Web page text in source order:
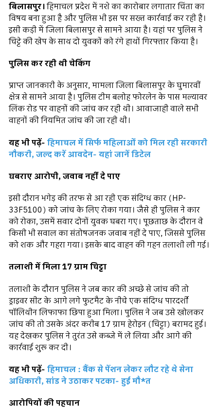
बिलासपुर।हिमाचल प्रदेश में नशे का कारोबार लगातार चिंता का
विषय बना हुआ है और पुलिस भी इस पर सख्त कार्रवाई कर रही है।
इसी कड़ी में जिला बिलासपुर से सामने आया है। यहां पर पुलिस ने
चिट्टे की खेप के साथ दो युवकों को रंगे हाथों गिरफ्तार किया है।
पुलिस कर रही थी चेकिंग
प्राप्त जानकारी के अनुसार, मामला जिला बिलासपुर के घुमारवीं
क्षेत्र से सामने आया है। पुलिस टीम बलोह फोरलेन के पास मल्यावर
लिंक रोड पर वाहनों की जांच कर रही थी। आवाजाही वाले सभी
वाहनों की नियमित जांच की जा रही थी।
यह भी पढ़ें- हिमाचल में सिर्फ महिलाओं को मिल रही सरकारी
नौकरी, जल्द करें आवदेन- यहां जानें डिटेल
घबराए आरोपी, जवाब नहीं दे पाए
इसी दौरान भगेड़ की तरफ से आ रही एक संदिग्ध कार (HP-
33F5100) को जांच के लिए रोका गया। जैसे ही पुलिस ने कार
को रोका, उसमें सवार दोनों युवक घबरा गए। पूछताछ के दौरान वे
किसी भी सवाल का संतोषजनक जवाब नहीं दे पाए, जिससे पुलिस
को शक और गहरा गया। इसके बाद वाहन की गहन तलाशी ली गई।
तलाशी में मिला 17 ग्राम चिट्टा
तलाशी के दौरान पुलिस ने जब कार की अच्छे से जांच की तो
ड्राइवर सीट के आगे लगे फुटमैट के नीचे एक संदिग्ध पारदर्शी
पॉलिथीन लिफाफा छिपा हुआ मिला। पुलिस ने जब उसे खोलकर
जांच की तो उसके अंदर करीब 17 ग्राम हेरोइन (चिट्टा) बरामद हुई।
यह देखकर पुलिस ने तुरंत उसे कब्जे में ले लिया और आगे की
कार्रवाई शुरू कर दी।
यह भी पढ़ें- हिमाचल : बैंक से पेंशन लेकर लौट रहे थे सेना
अधिकारी, सांड ने उठाकर पटका- हुई मौ*त
आरोपियों की पहचान